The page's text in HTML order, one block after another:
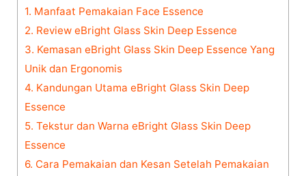
1. Manfaat Pemakaian Face Essence
2. Review eBright Glass Skin Deep Essence
3. Kemasan eBright Glass Skin Deep Essence Yang
Unik dan Ergonomis
4. Kandungan Utama eBright Glass Skin Deep
Essence
5. Tekstur dan Warna eBright Glass Skin Deep
Essence
6. Cara Pemakaian dan Kesan Setelah Pemakaian